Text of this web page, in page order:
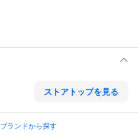
ストアトップを見る
ブランドから探す